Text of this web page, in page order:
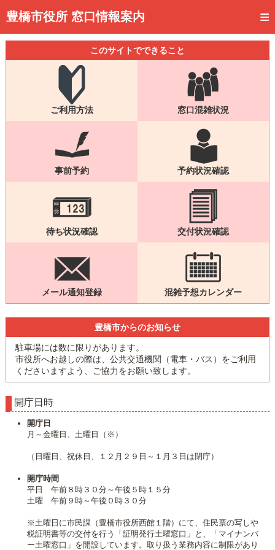
豊橋市役所 窓口情報案内
トップページ
ご利用方法
予約状況確認
窓口混雑状況
待ち状況確認
交付状況確認
混雑予想カレンダー
このサイトでできること
ご利用方法 窓口混雑状況
事前予約 予約状況確認
待ち状況確認 交付状況確認
メール通知登録 混雑予想カレンダー
豊橋市からのお知らせ
駐車場には数に限りがあります。
市役所へお越しの際は、公共交通機関（電車・バス）をご利用
くださいますよう、ご協力をお願い致します。
開庁日時
開庁日
月～金曜日、土曜日（※）
（日曜日、祝休日、１２月２９日～１月３日は閉庁）
開庁時間
平日 午前８時３０分～午後５時１５分
土曜 午前９時～午後０時３０分
※土曜日に市民課（豊橋市役所西館１階）にて、住民票の写しや
税証明書等の交付を行う「証明発行土曜窓口」と、「マイナンバ
ー土曜窓口」を開設しています。取り扱う業務内容に制限があり